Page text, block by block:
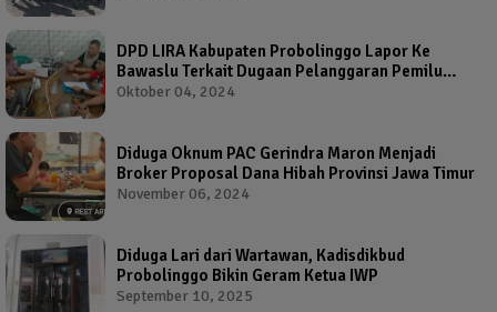
DPD LIRA Kabupaten Probolinggo Lapor Ke
Bawaslu Terkait Dugaan Pelanggaran Pemilu
Oleh Salah Satu Calon Wakil Bupati Probolinggo
Oktober 04, 2024
Diduga Oknum PAC Gerindra Maron Menjadi
Broker Proposal Dana Hibah Provinsi Jawa Timur
November 06, 2024
Diduga Lari dari Wartawan, Kadisdikbud
Probolinggo Bikin Geram Ketua IWP
September 10, 2025